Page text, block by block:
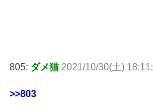
805: ダメ猫 2021/10/30(土)
>>803